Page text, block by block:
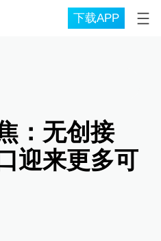
下载APP
：无创接
迎来更多可